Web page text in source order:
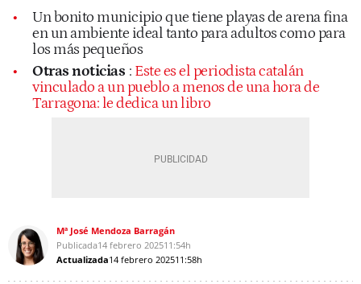
Un bonito municipio que tiene playas de arena fina
en un ambiente ideal tanto para adultos como para
los más pequeños
Otras noticias : Este es el periodista catalán
vinculado a un pueblo a menos de una hora de
Tarragona: le dedica un libro
Mª José Mendoza Barragán
Publicada14 febrero 202511:54h
Actualizada14 febrero 202511:58h